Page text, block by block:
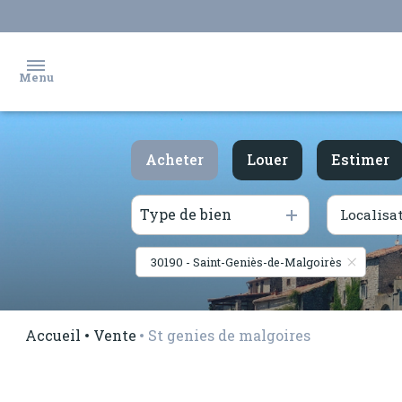
Menu
estimation
Acheter
De l'ancien
De l'immo pro
Louer
à l'année
Estimer
Type de bien
30190 - Saint-Geniès-de-Malgoirès
Accueil Vente St genies de malgoires